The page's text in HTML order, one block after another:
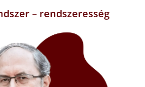
– rendszeresség